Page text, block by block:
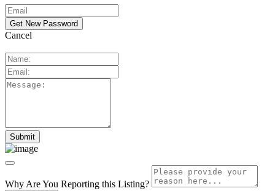
Cancel
Why Are You Reporting this Listing?